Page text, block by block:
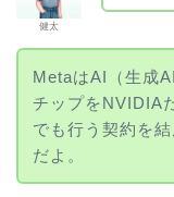
健太
MetaはAI（生成
チップをNVIDIA
でも行う契約を
だよ。